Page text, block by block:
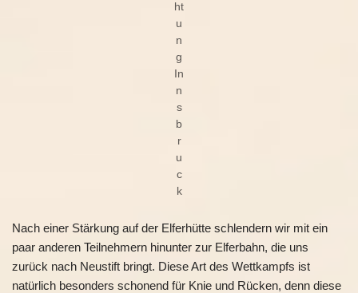
ht
u
n
g
In
n
s
b
r
u
c
k
Nach einer Stärkung auf der Elferhütte schlendern wir mit ein
paar anderen Teilnehmern hinunter zur Elferbahn, die uns
zurück nach Neustift bringt. Diese Art des Wettkampfs ist
natürlich besonders schonend für Knie und Rücken, denn diese